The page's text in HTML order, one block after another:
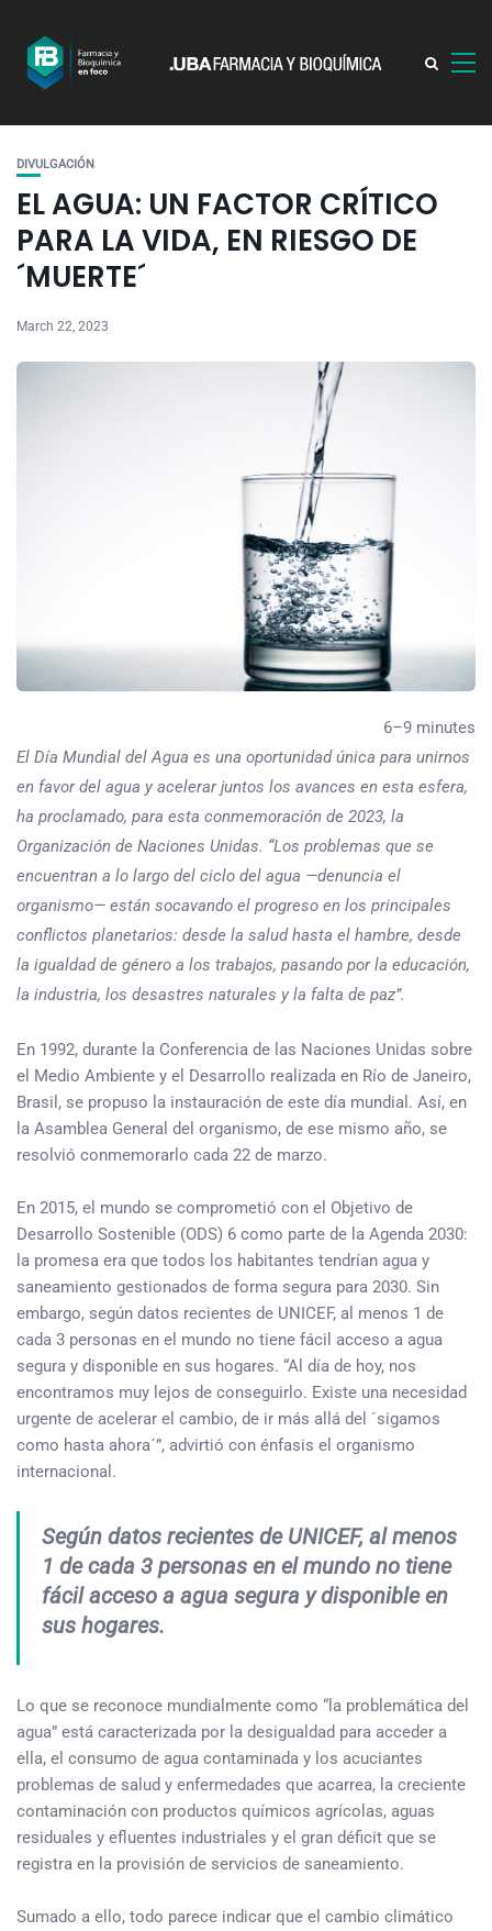
DIVULGACIÓN
EL AGUA: UN FACTOR CRÍTICO
PARA LA VIDA, EN RIESGO DE
´MUERTE´
March 22, 2023
6–9 minutes
El Día Mundial del Agua es una oportunidad única para unirnos
en favor del agua y acelerar juntos los avances en esta esfera,
ha proclamado, para esta conmemoración de 2023, la
Organización de Naciones Unidas. “Los problemas que se
encuentran a lo largo del ciclo del agua —denuncia el
organismo— están socavando el progreso en los principales
conflictos planetarios: desde la salud hasta el hambre, desde
la igualdad de género a los trabajos, pasando por la educación,
la industria, los desastres naturales y la falta de paz”.
En 1992, durante la Conferencia de las Naciones Unidas sobre
el Medio Ambiente y el Desarrollo realizada en Río de Janeiro,
Brasil, se propuso la instauración de este día mundial. Así, en
la Asamblea General del organismo, de ese mismo año, se
resolvió conmemorarlo cada 22 de marzo.
En 2015, el mundo se comprometió con el Objetivo de
Desarrollo Sostenible (ODS) 6 como parte de la Agenda 2030:
la promesa era que todos los habitantes tendrían agua y
saneamiento gestionados de forma segura para 2030. Sin
embargo, según datos recientes de UNICEF, al menos 1 de
cada 3 personas en el mundo no tiene fácil acceso a agua
segura y disponible en sus hogares. “Al día de hoy, nos
encontramos muy lejos de conseguirlo. Existe una necesidad
urgente de acelerar el cambio, de ir más allá del ´sigamos
como hasta ahora´”, advirtió con énfasis el organismo
internacional.
Según datos recientes de UNICEF, al menos
1 de cada 3 personas en el mundo no tiene
fácil acceso a agua segura y disponible en
sus hogares.
Lo que se reconoce mundialmente como “la problemática del
agua” está caracterizada por la desigualdad para acceder a
ella, el consumo de agua contaminada y los acuciantes
problemas de salud y enfermedades que acarrea, la creciente
contaminación con productos químicos agrícolas, aguas
residuales y efluentes industriales y el gran déficit que se
registra en la provisión de servicios de saneamiento.
Sumado a ello, todo parece indicar que el cambio climático